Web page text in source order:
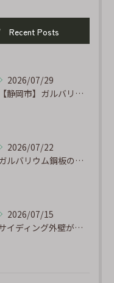
Recent Posts
2026/07/29
【静岡市】ガルバリウム外壁のサビ補修｜タッチアップ塗装の手順を職人が解説
2026/07/22
ガルバリウム鋼板の「傷」と「チョーキング」、実は深くつながっています
2026/07/15
サイディング外壁が劣化するのはなぜ?よくある原因と塗り替えのサイン